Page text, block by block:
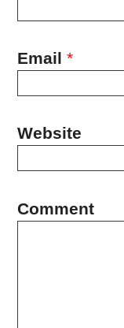
Email *
Website
Comment